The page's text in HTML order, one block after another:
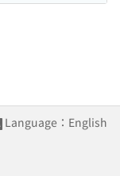
Language：English